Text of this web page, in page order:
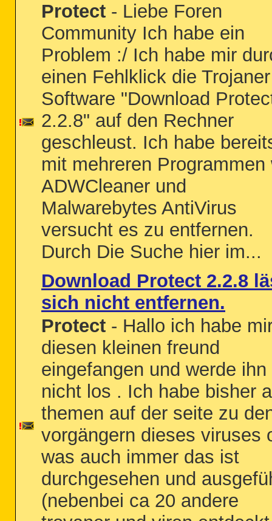
Protect - Liebe Foren
Community Ich habe ein
Problem :/ Ich habe mir
einen Fehlklick die Trojaner
Software "Download
2.2.8" auf den Rechner
geschleust. Ich habe
mit mehreren Programmen
ADWCleaner und
Malwarebytes AntiVirus
versucht es zu entfernen.
Durch Die Suche hier im...
Download Protect 2.2.8
sich nicht entfernen.
Protect - Hallo ich habe
diesen kleinen freund
eingefangen und werde ihn
nicht los . Ich habe bisher
themen auf der seite zu
vorgängern dieses viruses
was auch immer das ist
durchgesehen und
(nebenbei ca 20 andere